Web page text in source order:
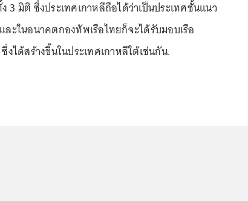
มิติ ซึ่งประเทศเกาหลีถือได้ว่าเป็นประเทศชั้นแนว
ละในอนาคตกองทัพเรือไทยก็จะได้รับมอบเรือ
ได้สร้างขึ้นในประเทศเกาหลีใต้เช่นกัน.